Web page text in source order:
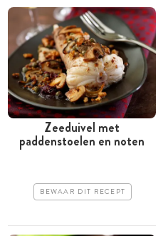
Zeeduivel met
paddenstoelen en noten
BEWAAR DIT RECEPT